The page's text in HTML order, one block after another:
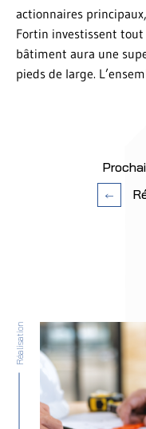
actionnaires
Fortin investissent tout
bâtiment aura une
pieds de large.
Réalisation